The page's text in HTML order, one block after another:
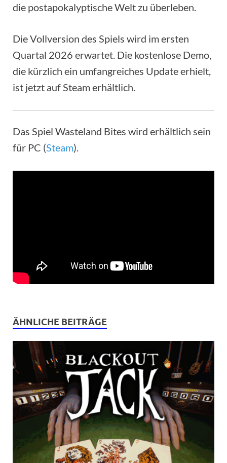
die postapokalyptische Welt zu überleben.
Die Vollversion des Spiels wird im ersten
Quartal 2026 erwartet. Die kostenlose Demo,
die kürzlich ein umfangreiches Update erhielt,
ist jetzt auf Steam erhältlich.
Das Spiel Wasteland Bites wird erhältlich sein
für PC (Steam).
ÄHNLICHE BEITRÄGE